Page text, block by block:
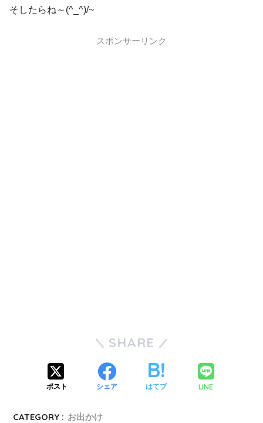
そしたらね～(^_^)/~
スポンサーリンク
SHARE
ポスト シェア はてブ LINE
CATEGORY : お出かけ